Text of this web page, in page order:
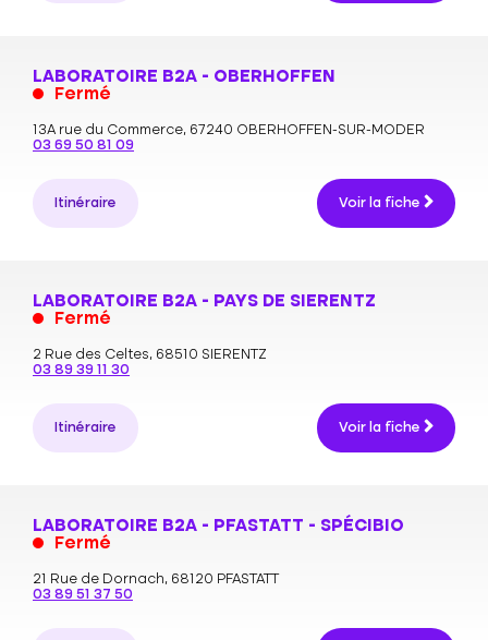
LABORATOIRE B2A - OBERHOFFEN
Fermé
13A rue du Commerce, 67240 OBERHOFFEN-SUR-MODER
03 69 50 81 09
Itinéraire Voir la fiche
LABORATOIRE B2A - PAYS DE SIERENTZ
Fermé
2 Rue des Celtes, 68510 SIERENTZ
03 89 39 11 30
Itinéraire Voir la fiche
LABORATOIRE B2A - PFASTATT - SPÉCIBIO
Fermé
21 Rue de Dornach, 68120 PFASTATT
03 89 51 37 50